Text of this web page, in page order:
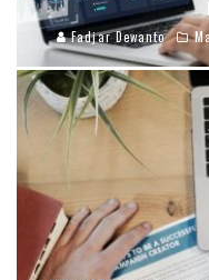
Fadjar Dewanto